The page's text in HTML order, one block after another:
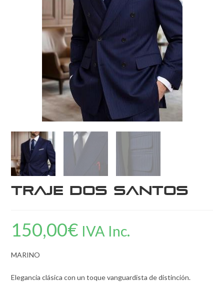
Traje dos Santos
150,00€ IVA Inc.
MARINO
Elegancia clásica con un toque vanguardista de distinción.